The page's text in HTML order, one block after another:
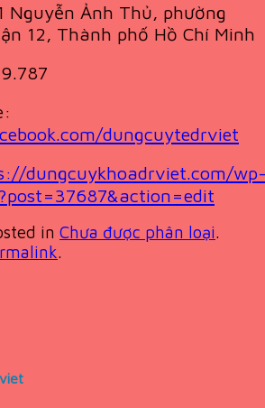
Nguyễn Ảnh Thủ, phường
12, Thành phố Hồ Chí Minh
dungcuytedrviet
dungcuykhoadrviet.com/
in Chưa được phân loại.
.